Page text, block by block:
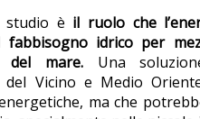
studio è il ruolo che
idrico per
del mare. Una
Vicino e Medio
ma che